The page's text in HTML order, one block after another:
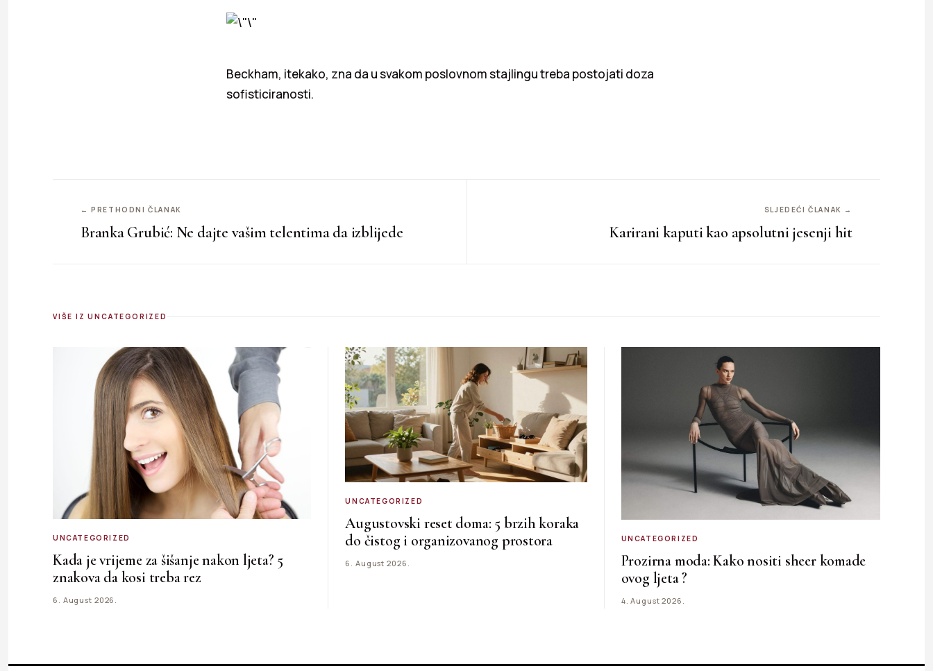
Beckham, itekako, zna da u svakom poslovnom stajlingu treba postojati doza
sofisticiranosti.
← PRETHODNI ČLANAK
Branka Grubić: Ne dajte vašim telentima da izblijede
SLJEDEĆI ČLANAK →
Karirani kaputi kao apsolutni jesenji hit
VIŠE IZ UNCATEGORIZED
UNCATEGORIZED
Kada je vrijeme za šišanje nakon ljeta? 5
znakova da kosi treba rez
6. August 2026.
UNCATEGORIZED
Augustovski reset doma: 5 brzih koraka
do čistog i organizovanog prostora
6. August 2026.
UNCATEGORIZED
Prozirna moda: Kako nositi sheer komade
ovog ljeta ?
4. August 2026.